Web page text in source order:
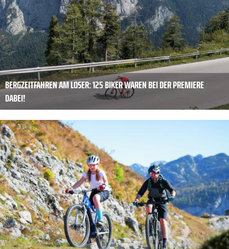
BERGZEITFAHREN AM LOSER: 125 BIKER WAREN BEI DER PREMIERE
DABEI!